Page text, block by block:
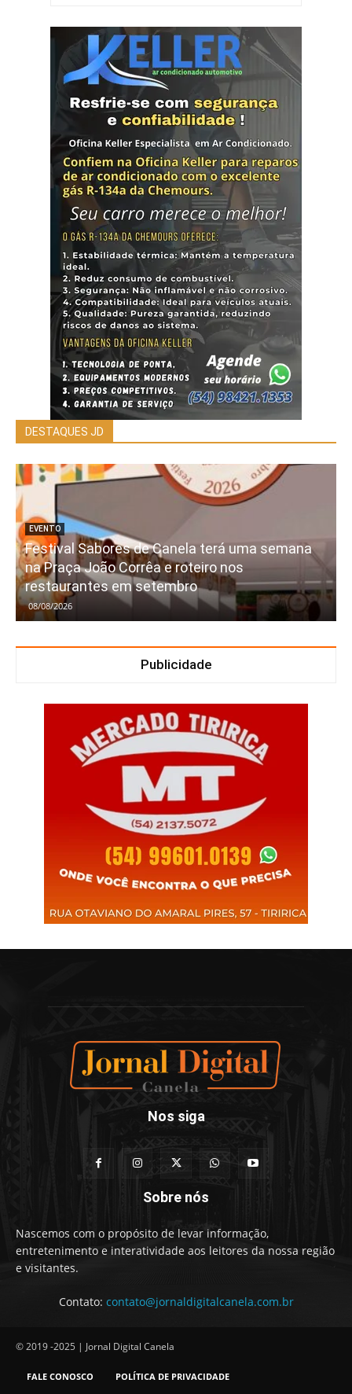
DESTAQUES JD
EVENTO
Festival Sabores de Canela terá uma semana
na Praça João Corrêa e roteiro nos
restaurantes em setembro
08/08/2026
Publicidade
Nos siga
Sobre nós
Nascemos com o propósito de levar informação,
entretenimento e interatividade aos leitores da nossa região
e visitantes.
Contato: contato@jornaldigitalcanela.com.br
© 2019 -2025 | Jornal Digital Canela
FALE CONOSCO POLÍTICA DE PRIVACIDADE